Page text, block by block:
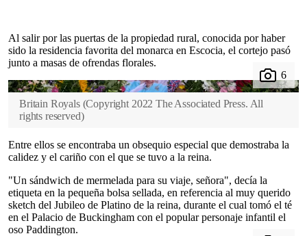
Al salir por las puertas de la propiedad rural, conocida por haber
sido la residencia favorita del monarca en Escocia, el cortejo pasó
junto a masas de ofrendas florales.
Britain Royals (Copyright 2022 The Associated Press. All
rights reserved)
Entre ellos se encontraba un obsequio especial que demostraba la
calidez y el cariño con el que se tuvo a la reina.
"Un sándwich de mermelada para su viaje, señora", decía la
etiqueta en la pequeña bolsa sellada, en referencia al muy querido
sketch del Jubileo de Platino de la reina, durante el cual tomó el té
en el Palacio de Buckingham con el popular personaje infantil el
oso Paddington.